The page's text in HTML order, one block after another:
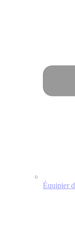
Équipier